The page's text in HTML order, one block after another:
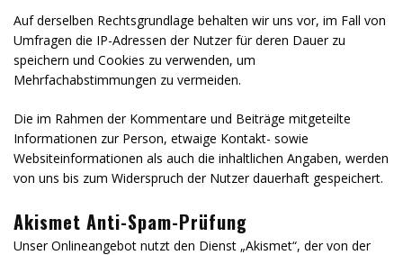
Auf derselben Rechtsgrundlage behalten wir uns vor, im Fall von
Umfragen die IP-Adressen der Nutzer für deren Dauer zu
speichern und Cookies zu verwenden, um
Mehrfachabstimmungen zu vermeiden.
Die im Rahmen der Kommentare und Beiträge mitgeteilte
Informationen zur Person, etwaige Kontakt- sowie
Websiteinformationen als auch die inhaltlichen Angaben, werden
von uns bis zum Widerspruch der Nutzer dauerhaft gespeichert.
Akismet Anti-Spam-Prüfung
Unser Onlineangebot nutzt den Dienst „Akismet“, der von der